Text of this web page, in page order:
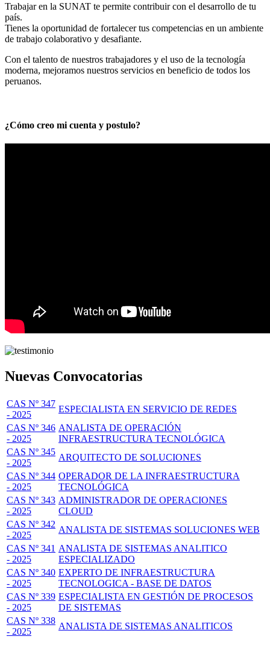
Trabajar en la SUNAT te permite contribuir con el desarrollo de tu
país.
Tienes la oportunidad de fortalecer tus competencias en un ambiente
de trabajo colaborativo y desafiante.
Con el talento de nuestros trabajadores y el uso de la tecnología
moderna, mejoramos nuestros servicios en beneficio de todos los
peruanos.
¿Cómo creo mi cuenta y postulo?
Nuevas Convocatorias
CAS Nº 347
- 2025
ESPECIALISTA EN SERVICIO DE REDES
CAS Nº 346
- 2025
ANALISTA DE OPERACIÓN
INFRAESTRUCTURA TECNOLÓGICA
CAS Nº 345
- 2025
ARQUITECTO DE SOLUCIONES
CAS Nº 344
- 2025
OPERADOR DE LA INFRAESTRUCTURA
TECNOLÓGICA
CAS Nº 343
- 2025
ADMINISTRADOR DE OPERACIONES
CLOUD
CAS Nº 342
- 2025
ANALISTA DE SISTEMAS SOLUCIONES WEB
CAS Nº 341
- 2025
ANALISTA DE SISTEMAS ANALITICO
ESPECIALIZADO
CAS Nº 340
- 2025
EXPERTO DE INFRAESTRUCTURA
TECNOLOGICA - BASE DE DATOS
CAS Nº 339
- 2025
ESPECIALISTA EN GESTIÓN DE PROCESOS
DE SISTEMAS
CAS Nº 338
- 2025
ANALISTA DE SISTEMAS ANALITICOS